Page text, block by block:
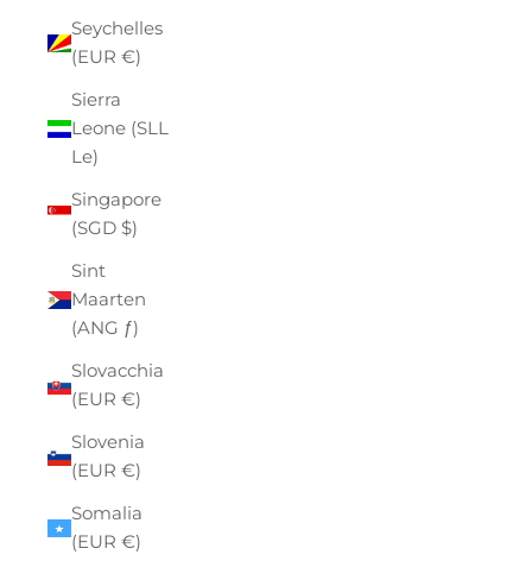
Seychelles
(EUR €)
Sierra
Leone (SLL
Le)
Singapore
(SGD $)
Sint
Maarten
(ANG ƒ)
Slovacchia
(EUR €)
Slovenia
(EUR €)
Somalia
(EUR €)